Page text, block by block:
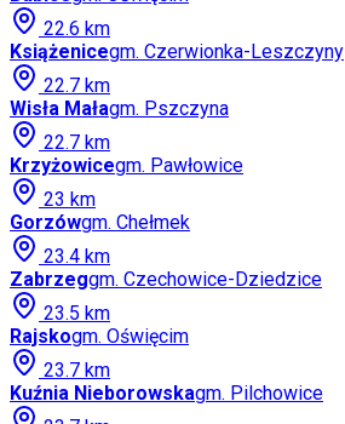
22.6 km
Książenicegm. Czerwionka-Leszczyny
22.7 km
Wisła Małagm. Pszczyna
22.7 km
Krzyżowicegm. Pawłowice
23 km
Gorzówgm. Chełmek
23.4 km
Zabrzeggm. Czechowice-Dziedzice
23.5 km
Rajskogm. Oświęcim
23.7 km
Kuźnia Nieborowskagm. Pilchowice